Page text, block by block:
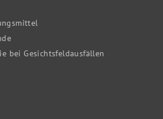
bei Gesichtsfeldausfällen